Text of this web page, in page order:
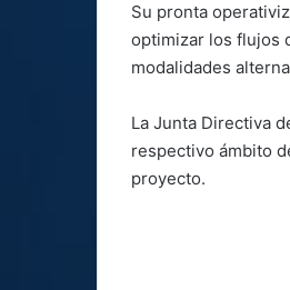
Su pronta
optimizar los flujos
modalidades
La Junta Directiva
respectivo ámbito
proyecto.